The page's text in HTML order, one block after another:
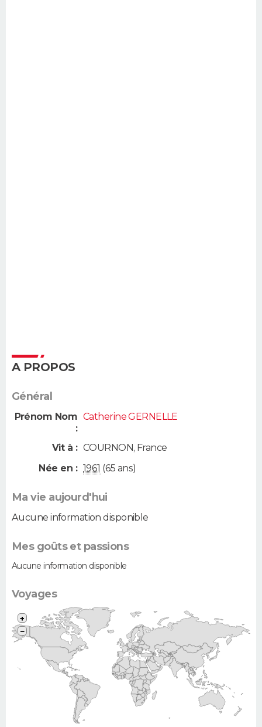
A PROPOS
Général
Prénom Nom
:
Catherine GERNELLE
Vit à : COURNON, France
Née en : 1961 (65 ans)
Ma vie aujourd'hui
Aucune information disponible
Mes goûts et passions
Aucune information disponible
Voyages
+
−